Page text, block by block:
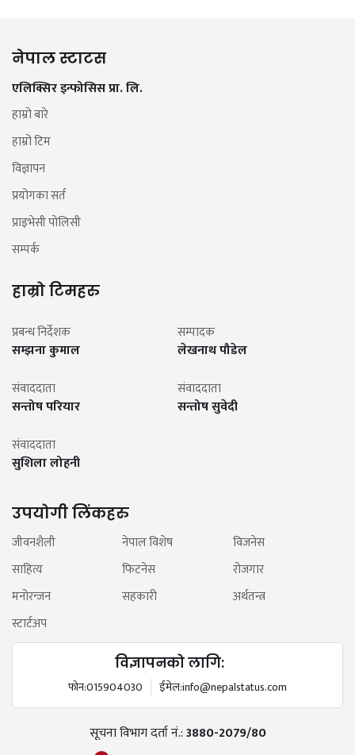
नेपाल स्टाटस
एलिक्सिर इन्फोसिस प्रा. लि.
हाम्रो बारे
हाम्रो टिम
विज्ञापन
प्रयोगका सर्त
प्राइभेसी पोलिसी
सम्पर्क
हाम्रो टिमहरु
प्रबन्ध निर्देशक
सम्झना कुमाल
सम्पादक
लेखनाथ पौडेल
संवाददाता
सन्तोष परियार
संवाददाता
सन्तोष सुवेदी
संवाददाता
सुशिला लोहनी
उपयोगी लिंकहरु
जीवनशैली नेपाल विशेष
विजनेस
साहित्य
फिटनेस
रोजगार
मनोरन्जन
सहकारी
अर्थतन्त्र
स्टार्टअप
विज्ञापनको लागि:
फोन:015904030 ईमेल:info@nepalstatus.com
सूचना विभाग दर्ता नं.:3880-2079/80